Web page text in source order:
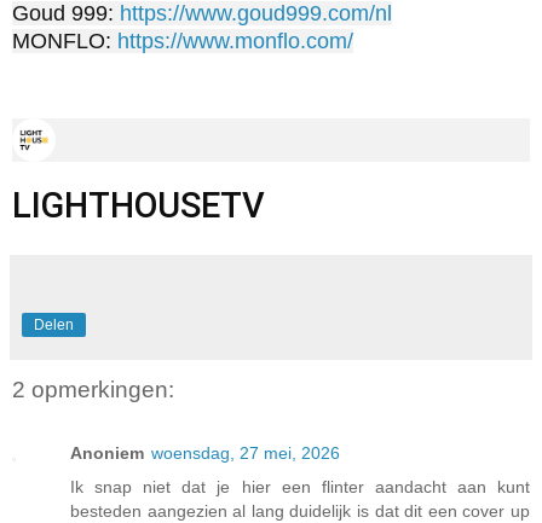
Goud 999: https://www.goud999.com/nl
MONFLO: https://www.monflo.com/
LIGHTHOUSETV
Delen
2 opmerkingen:
Anoniem woensdag, 27 mei, 2026
Ik snap niet dat je hier een flinter aandacht aan kunt
besteden aangezien al lang duidelijk is dat dit een cover up